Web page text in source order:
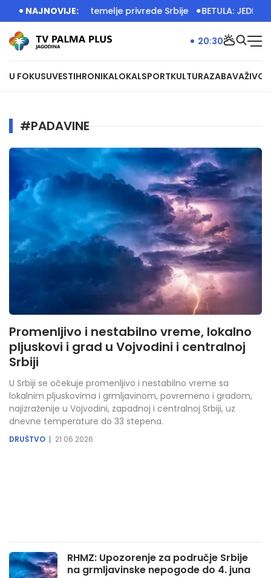
NAJNOVIJE:
radom grade temelje privrede Srbije BETULA:
U FOKUSUVESTIHRONIKALOKALSPORTKULTURAZABAVAŽIVOT
20:30
#PADAVINE
Promenljivo i nestabilno vreme, lokalno
pljuskovi i grad u Vojvodini i centralnoj
Srbiji
U Srbiji se očekuje promenljivo i nestabilno vreme sa
lokalnim pljuskovima i grmljavinom, povremeno i gradom,
najizraženije u Vojvodini, zapadnoj i centralnoj Srbiji, uz
dnevne temperature do 33 stepena.
DRUŠTVO 21.06.2026
RHMZ: Upozorenje za područje Srbije
na grmljavinske nepogode do 4. juna